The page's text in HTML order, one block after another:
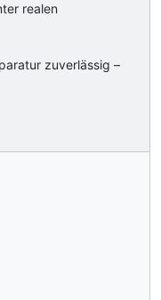
realen
zuverlässig –